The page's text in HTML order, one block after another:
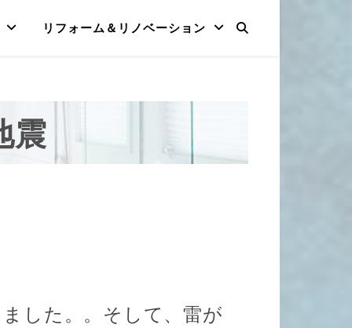
リフォーム＆リノベーション
震
した。。そして、雷が